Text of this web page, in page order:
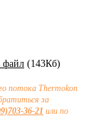
файл (143Кб)
потока Thermokon
за
36-21 или по